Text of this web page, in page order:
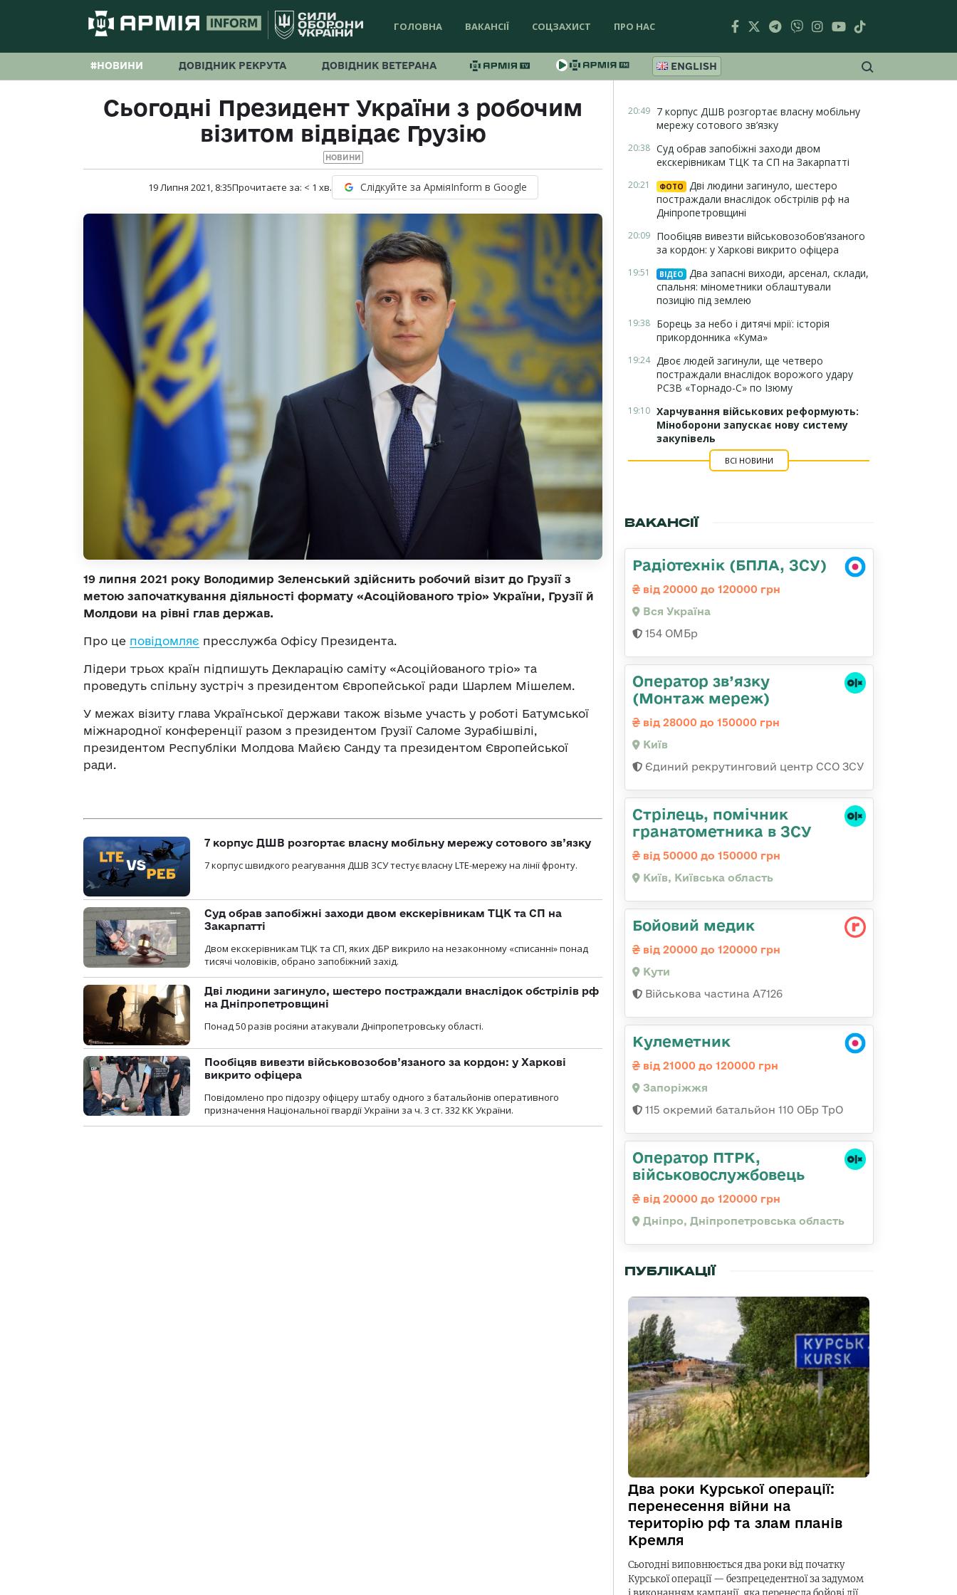
ГОЛОВНА ВАКАНСІЇ СОЦЗАХИСТ ПРО НАС
#НОВИНИ ДОВІДНИК РЕКРУТА ДОВІДНИК ВЕТЕРАНА ENGLISH
Сьогодні Президент України з робочим
візитом відвідає Грузію
НОВИНИ
19 Липня 2021, 8:35Прочитаєте за: < 1 хв. Слідкуйте за АрміяInform в Google
19 липня 2021 року Володимир Зеленський здійснить робочий візит до Грузії з
метою започаткування діяльності формату «Асоційованого тріо» України, Грузії й
Молдови на рівні глав держав.
Про це повідомляє пресслужба Офісу Президента.
Лідери трьох країн підпишуть Декларацію саміту «Асоційованого тріо» та
проведуть спільну зустріч з президентом Європейської ради Шарлем Мішелем.
У межах візиту глава Української держави також візьме участь у роботі Батумської
міжнародної конференції разом з президентом Грузії Саломе Зурабішвілі,
президентом Республіки Молдова Майєю Санду та президентом Європейської
ради.
7 корпус ДШВ розгортає власну мобільну мережу сотового зв’язку
7 корпус швидкого реагування ДШВ ЗСУ тестує власну LTE-мережу на лінії фронту.
Суд обрав запобіжні заходи двом екскерівникам ТЦК та СП на
Закарпатті
Двом екскерівникам ТЦК та СП, яких ДБР викрило на незаконному «списанні» понад
тисячі чоловіків, обрано запобіжний захід.
Дві людини загинуло, шестеро постраждали внаслідок обстрілів рф
на Дніпропетровщині
Понад 50 разів росіяни атакували Дніпропетровську області.
Пообіцяв вивезти військовозобов’язаного за кордон: у Харкові
викрито офіцера
Повідомлено про підозру офіцеру штабу одного з батальйонів оперативного
призначення Національної гвардії України за ч. 3 ст. 332 КК України.
20:49 7 корпус ДШВ розгортає власну мобільну
мережу сотового зв’язку
20:38 Суд обрав запобіжні заходи двом
екскерівникам ТЦК та СП на Закарпатті
20:21 ФОТО
Дві людини загинуло, шестеро
постраждали внаслідок обстрілів рф на
Дніпропетровщині
20:09 Пообіцяв вивезти військовозобов’язаного
за кордон: у Харкові викрито офіцера
19:51 ВІДЕО
Два запасні виходи, арсенал, склади,
спальня: мінометники облаштували
позицію під землею
19:38 Борець за небо і дитячі мрії: історія
прикордонника «Кума»
19:24 Двоє людей загинули, ще четверо
постраждали внаслідок ворожого удару
РСЗВ «Торнадо-С» по Ізюму
19:10 Харчування військових реформують:
Міноборони запускає нову систему
закупівель
ВСІ НОВИНИ
ВАКАНСІЇ
Радіотехнік (БПЛА, ЗСУ)
від 20000 до 120000 грн
Вся Україна
154 ОМБр
Оператор зв’язку
(Монтаж мереж)
від 28000 до 150000 грн
Київ
Єдиний рекрутинговий центр ССО ЗСУ
Стрілець, помічник
гранатометника в ЗСУ
від 50000 до 150000 грн
Київ, Київська область
Бойовий медик
від 20000 до 120000 грн
Кути
Військова частина А7126
Кулеметник
від 21000 до 120000 грн
Запоріжжя
115 окремий батальйон 110 ОБр ТрО
Оператор ПТРК,
військовослужбовець
від 20000 до 120000 грн
Дніпро, Дніпропетровська область
ПУБЛІКАЦІЇ
Два роки Курської операції:
перенесення війни на
територію рф та злам планів
Кремля
Сьогодні виповнюється два роки від початку
Курської операції — безпрецедентної за задумом